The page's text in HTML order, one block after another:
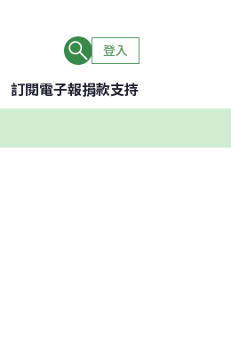
登入
訂閱電子報捐款支持